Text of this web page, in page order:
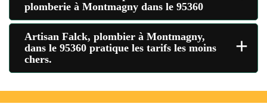
plomberie à Montmagny dans le 95360
Artisan Falck, plombier à Montmagny,
dans le 95360 pratique les tarifs les moins
chers.
+